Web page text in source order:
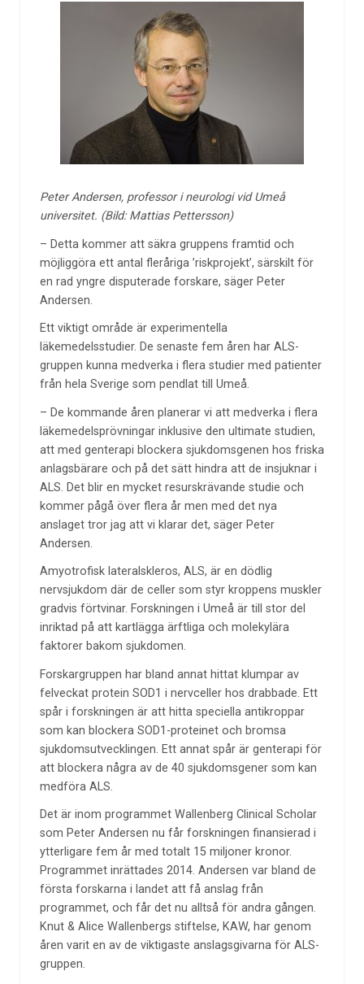
Peter Andersen, professor i neurologi vid Umeå
universitet. (Bild: Mattias Pettersson)
– Detta kommer att säkra gruppens framtid och
möjliggöra ett antal fleråriga ’riskprojekt’, särskilt för
en rad yngre disputerade forskare, säger Peter
Andersen.
Ett viktigt område är experimentella
läkemedelsstudier. De senaste fem åren har ALS-
gruppen kunna medverka i flera studier med patienter
från hela Sverige som pendlat till Umeå.
– De kommande åren planerar vi att medverka i flera
läkemedelsprövningar inklusive den ultimate studien,
att med genterapi blockera sjukdomsgenen hos friska
anlagsbärare och på det sätt hindra att de insjuknar i
ALS. Det blir en mycket resurskrävande studie och
kommer pågå över flera år men med det nya
anslaget tror jag att vi klarar det, säger Peter
Andersen.
Amyotrofisk lateralskleros, ALS, är en dödlig
nervsjukdom där de celler som styr kroppens muskler
gradvis förtvinar. Forskningen i Umeå är till stor del
inriktad på att kartlägga ärftliga och molekylära
faktorer bakom sjukdomen.
Forskargruppen har bland annat hittat klumpar av
felveckat protein SOD1 i nervceller hos drabbade. Ett
spår i forskningen är att hitta speciella antikroppar
som kan blockera SOD1-proteinet och bromsa
sjukdomsutvecklingen. Ett annat spår är genterapi för
att blockera några av de 40 sjukdomsgener som kan
medföra ALS.
Det är inom programmet Wallenberg Clinical Scholar
som Peter Andersen nu får forskningen finansierad i
ytterligare fem år med totalt 15 miljoner kronor.
Programmet inrättades 2014. Andersen var bland de
första forskarna i landet att få anslag från
programmet, och får det nu alltså för andra gången.
Knut & Alice Wallenbergs stiftelse, KAW, har genom
åren varit en av de viktigaste anslagsgivarna för ALS-
gruppen.